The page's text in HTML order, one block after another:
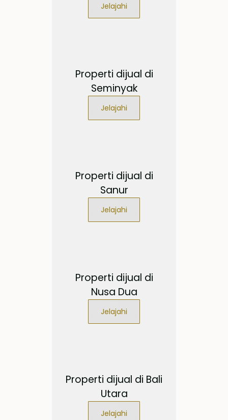
Jelajahi
Properti dijual di
Seminyak
Jelajahi
Properti dijual di
Sanur
Jelajahi
Properti dijual di
Nusa Dua
Jelajahi
Properti dijual di Bali
Utara
Jelajahi